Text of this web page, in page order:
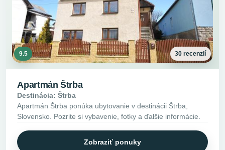
9.5 30 recenzií
Apartmán Štrba
Destinácia: Štrba
Apartmán Štrba ponúka ubytovanie v destinácii Štrba,
Slovensko. Pozrite si vybavenie, fotky a ďalšie informácie.
Zobraziť ponuky